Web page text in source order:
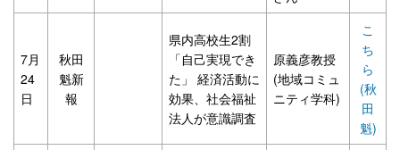
7月
24
日
秋田
魁新
報
県内高校生2割
「自己実現でき
た」 経済活動に
効果、社会福祉
法人が意識調査
原義彦教授
(地域コミュ
ニティ学科)
こ
ち
ら
(秋
田
魁)